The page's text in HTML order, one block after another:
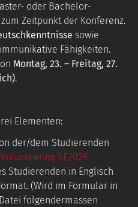
oder Bachelor-
Zeitpunkt der Konferenz.
sowie
Fähigkeiten.
Montag, 23. – Freitag, 27.
.
Elementen:
der/dem Studierenden
SE2026
Studierenden in Englisch
(Wird im Formular in
folgendermassen